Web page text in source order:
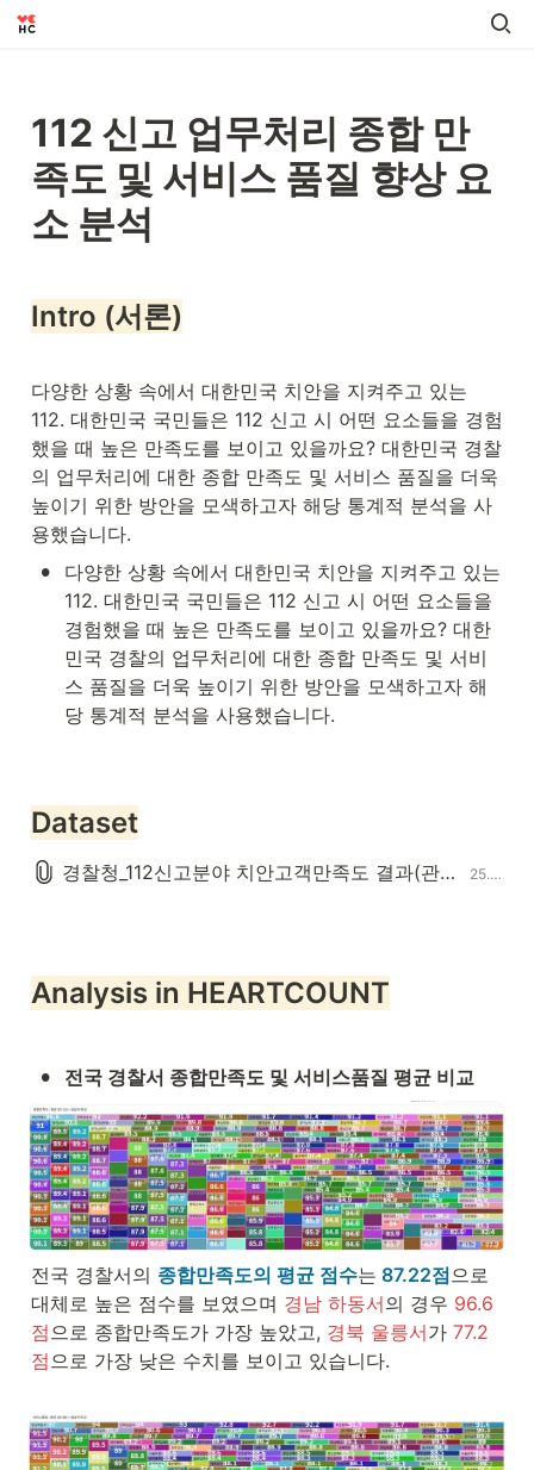
112 신고 업무처리 종합 만
족도 및 서비스 품질 향상 요
소 분석
Intro (서론)
다양한 상황 속에서 대한민국 치안을 지켜주고 있는
112. 대한민국 국민들은 112 신고 시 어떤 요소들을 경험
했을 때 높은 만족도를 보이고 있을까요? 대한민국 경찰
의 업무처리에 대한 종합 만족도 및 서비스 품질을 더욱
높이기 위한 방안을 모색하고자 해당 통계적 분석을 사
용했습니다.
•
다양한 상황 속에서 대한민국 치안을 지켜주고 있는
112. 대한민국 국민들은 112 신고 시 어떤 요소들을
경험했을 때 높은 만족도를 보이고 있을까요? 대한
민국 경찰의 업무처리에 대한 종합 만족도 및 서비
스 품질을 더욱 높이기 위한 방안을 모색하고자 해
당 통계적 분석을 사용했습니다.
Dataset
경찰청_112신고분야 치안고객만족도 결과(관서별)_20211231.csv 25.0KB
Analysis in HEARTCOUNT
• 전국 경찰서 종합만족도 및 서비스품질 평균 비교
전국 경찰서의 종합만족도의 평균 점수는 87.22점으로
대체로 높은 점수를 보였으며 경남 하동서의 경우 96.6
점 으로 종합만족도가 가장 높았고, 경북 울릉서가 77.2
점 으로 가장 낮은 수치를 보이고 있습니다.